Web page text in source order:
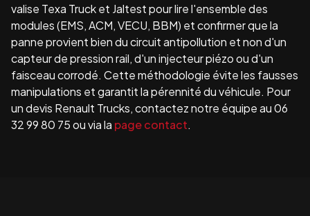
valise Texa Truck et Jaltest pour lire l'ensemble des
modules (EMS, ACM, VECU, BBM) et confirmer que la
panne provient bien du circuit antipollution et non d'un
capteur de pression rail, d'un injecteur piézo ou d'un
faisceau corrodé. Cette méthodologie évite les fausses
manipulations et garantit la pérennité du véhicule. Pour
un devis Renault Trucks, contactez notre équipe au 06
32 99 80 75 ou via la page contact.